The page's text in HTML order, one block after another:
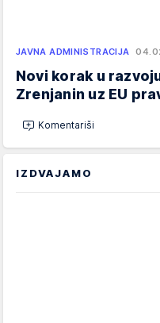
JAVNA ADMINISTRACIJA
Novi korak u
Zrenjanin uz EU
Komentariši
IZDVAJAMO